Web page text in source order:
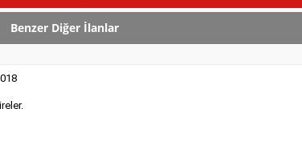
elemanı alınacaktır.( BU İLANIN
Benzer Diğer İlanlar